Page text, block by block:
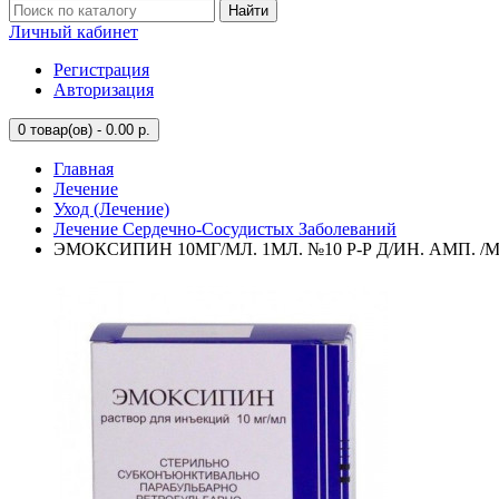
Найти
Личный кабинет
Регистрация
Авторизация
0 товар(ов) - 0.00 р.
Главная
Лечение
Уход (Лечение)
Лечение Сердечно-Сосудистых Заболеваний
ЭМОКСИПИН 10МГ/МЛ. 1МЛ. №10 Р-Р Д/ИН. АМП. /